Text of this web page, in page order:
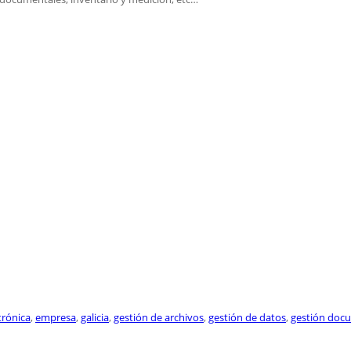
,empresa,galicia,gestión de archivos,gestión de datos,gestión